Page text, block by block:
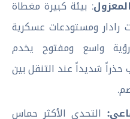
: بيئة كبيرة مغطاة
رادار ومستودعات عسكرية
واسع ومفتوح يخدم
حذراً شديداً عند التنقل بين
التحدي الأكثر حماس